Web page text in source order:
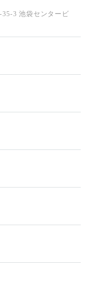
3 池袋センタービ